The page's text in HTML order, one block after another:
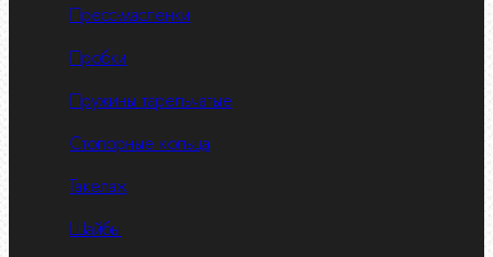
Пресс-масленки
Пробки
Пружины тарельчатые
Стопорные кольца
Такелаж
Шайбы